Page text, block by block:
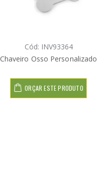
Cód: INV93364
Chaveiro Osso Personalizado
ORÇAR ESTE PRODUTO